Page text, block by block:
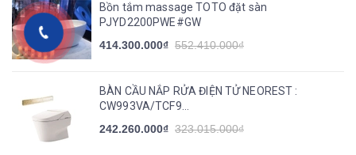
Bồn tắm massage TOTO đặt sàn
PJYD2200PWE#GW
414.300.000₫ 552.410.000₫
BÀN CẦU NẮP RỬA ĐIỆN TỬ NEOREST :
CW993VA/TCF9...
242.260.000₫ 323.015.000₫